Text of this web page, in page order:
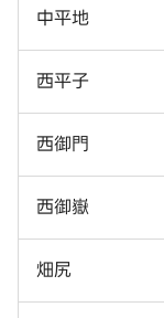
中平地
西平子
西御門
西御嶽
畑尻